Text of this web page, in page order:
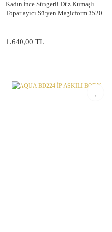
Kadın İnce Süngerli Düz Kumaşlı
Toparlayıcı Sütyen Magicform 3520
1.640,00 TL